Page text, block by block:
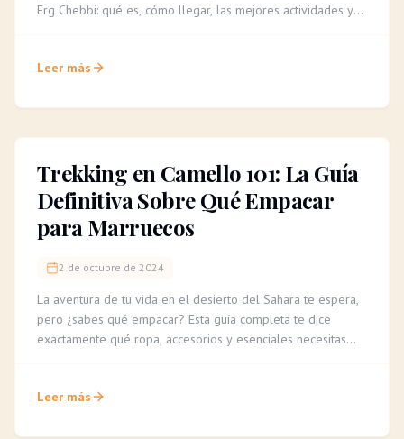
Erg Chebbi: qué es, cómo llegar, las mejores actividades y
Leer más
Trekking en Camello 101: La Guía
Definitiva Sobre Qué Empacar
para Marruecos
2 de octubre de 2024
La aventura de tu vida en el desierto del Sahara te espera,
pero ¿sabes qué empacar? Esta guía completa te dice
exactamente qué ropa, accesorios y esenciales necesitas
Leer más